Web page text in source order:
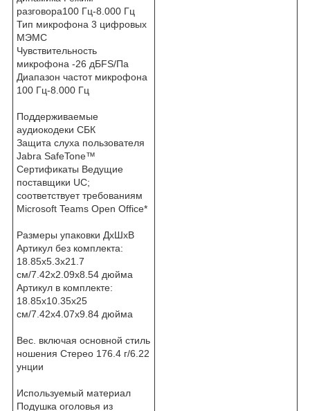
разговора100 Гц-8.000 Гц
Тип микрофона 3 цифровых
МЭМС
Чувствительность
микрофона -26 дБFS/Па
Диапазон частот микрофона
100 Гц-8.000 Гц
Поддерживаемые
аудиокодеки СБК
Защита слуха пользователя
Jabra SafeTone™
Сертификаты Ведущие
поставщики UC;
соответствует требованиям
Microsoft Teams Open Office*
Размеры упаковки ДхШхВ
Артикул без комплекта:
18.85x5.3x21.7
см/7.42x2.09x8.54 дюйма
Артикул в комплекте:
18.85x10.35x25
см/7.42x4.07x9.84 дюйма
Вес. включая основной стиль
ношения Стерео 176.4 г/6.22
унции
Используемый материал
Подушка оголовья из